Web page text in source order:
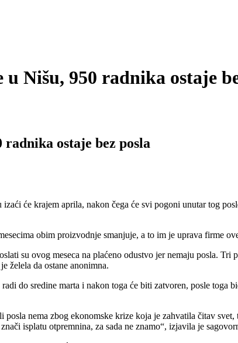
Nišu, 950 radnika ostaje
radnika ostaje bez posla
će krajem aprila, nakon čega će svi pogoni unutar tog
obim proizvodnje smanjuje, a to im je uprava firme
su ovog meseca na plaćeno odustvo jer nemaju posla. Tri
želela da ostane anonimna.
do sredine marta i nakon toga će biti zatvoren, posle toga
nema zbog ekonomske krize koja je zahvatila čitav
isplatu otpremnina, za sada ne znamo“, izjavila je